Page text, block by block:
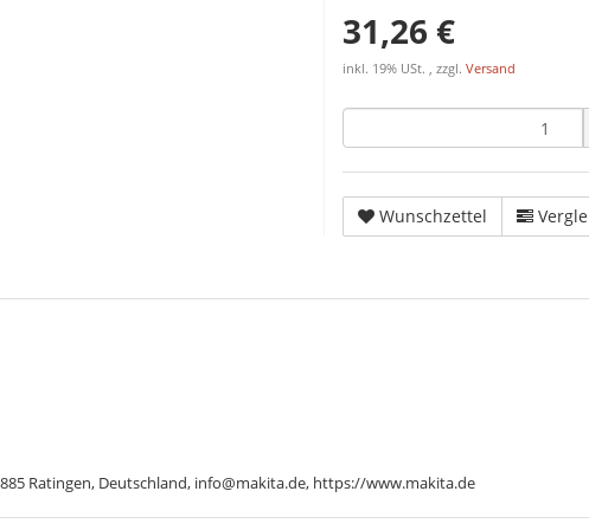
31,26 €
inkl. 19% USt. , zzgl. Versand
Wunschzettel
Ratingen, Deutschland, info@makita.de, https://www.makita.de